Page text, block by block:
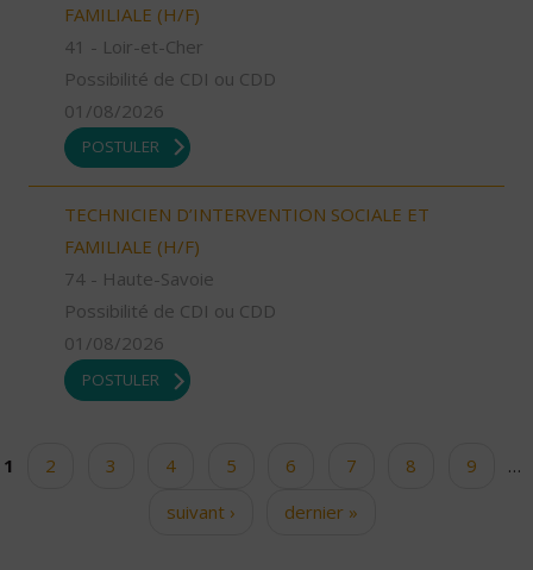
FAMILIALE (H/F)
41 - Loir-et-Cher
Possibilité de CDI ou CDD
01/08/2026
POSTULER
TECHNICIEN D’INTERVENTION SOCIALE ET
FAMILIALE (H/F)
74 - Haute-Savoie
Possibilité de CDI ou CDD
01/08/2026
POSTULER
Pages
1 2 3 4 5 6 7 8 9
…
suivant ›
dernier »